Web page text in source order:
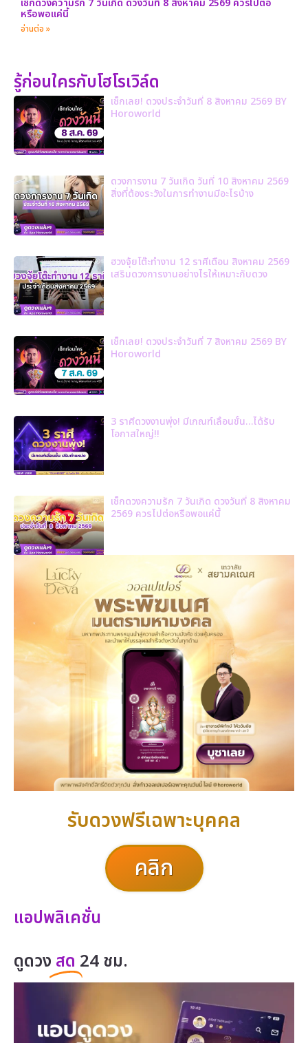
เช็กดวงความรัก 7 วันเกิด ดวงวันที่ 8 สิงหาคม 2569 ควรไปต่อ
หรือพอแค่นี้
อ่านต่อ »
รู้ก่อนใครกับโฮโรเวิล์ด
เช็กเลย! ดวงประจำวันที่ 8 สิงหาคม 2569 BY
Horoworld
ดวงการงาน 7 วันเกิด วันที่ 10 สิงหาคม 2569
สิ่งที่ต้องระวังในการทำงานมีอะไรบ้าง
ฮวงจุ้ยโต๊ะทำงาน 12 ราศีเดือน สิงหาคม 2569
เสริมดวงการงานอย่างไรให้เหมาะกับดวง
เช็กเลย! ดวงประจำวันที่ 7 สิงหาคม 2569 BY
Horoworld
3 ราศีดวงงานพุ่ง! มีเกณฑ์เลื่อนขั้น…ได้รับ
โอกาสใหญ่!!
เช็กดวงความรัก 7 วันเกิด ดวงวันที่ 8 สิงหาคม
2569 ควรไปต่อหรือพอแค่นี้
รับดวงฟรีเฉพาะบุคคล
คลิก
แอปพลิเคชั่น
ดูดวง สด 24 ชม.